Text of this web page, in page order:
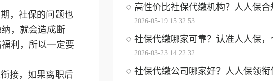
，社保的问题也
，就会造成断
利，所以一定要
接，如果离职后
高性价比社保代缴机构？人人保合
2026-05-19 15:32:53
社保代缴哪家可靠？认准人人保，
2026-03-23 14:22:32
社保代缴公司哪家好？人人保领衔